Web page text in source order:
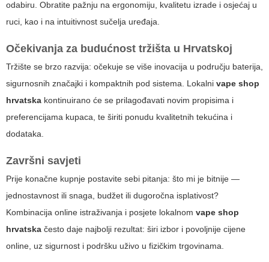
odabiru. Obratite pažnju na ergonomiju, kvalitetu izrade i osjećaj u
ruci, kao i na intuitivnost sučelja uređaja.
Očekivanja za budućnost tržišta u Hrvatskoj
Tržište se brzo razvija: očekuje se više inovacija u području baterija,
sigurnosnih značajki i kompaktnih pod sistema. Lokalni vape shop
hrvatska kontinuirano će se prilagođavati novim propisima i
preferencijama kupaca, te širiti ponudu kvalitetnih tekućina i
dodataka.
Završni savjeti
Prije konačne kupnje postavite sebi pitanja: što mi je bitnije —
jednostavnost ili snaga, budžet ili dugoročna isplativost?
Kombinacija online istraživanja i posjete lokalnom vape shop
hrvatska često daje najbolji rezultat: širi izbor i povoljnije cijene
online, uz sigurnost i podršku uživo u fizičkim trgovinama.